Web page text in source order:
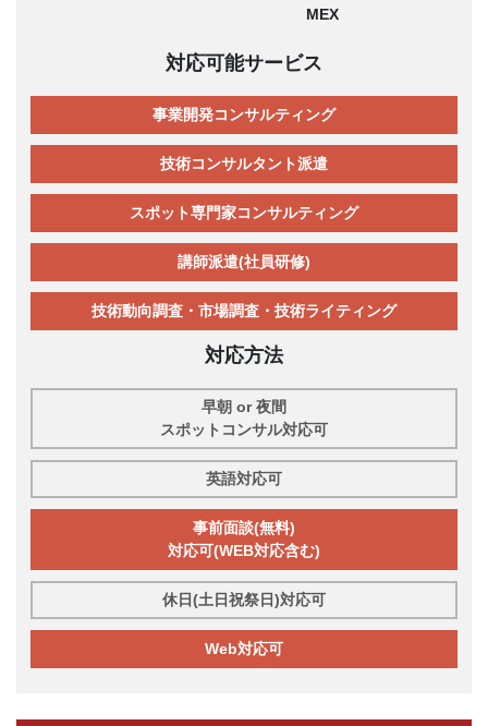
MEX
対応可能サービス
事業開発コンサルティング
技術コンサルタント派遣
スポット専門家コンサルティング
講師派遣(社員研修)
技術動向調査・市場調査・技術ライティング
対応方法
早朝 or 夜間
スポットコンサル対応可
英語対応可
事前面談(無料)
対応可(WEB対応含む)
休日(土日祝祭日)対応可
Web対応可